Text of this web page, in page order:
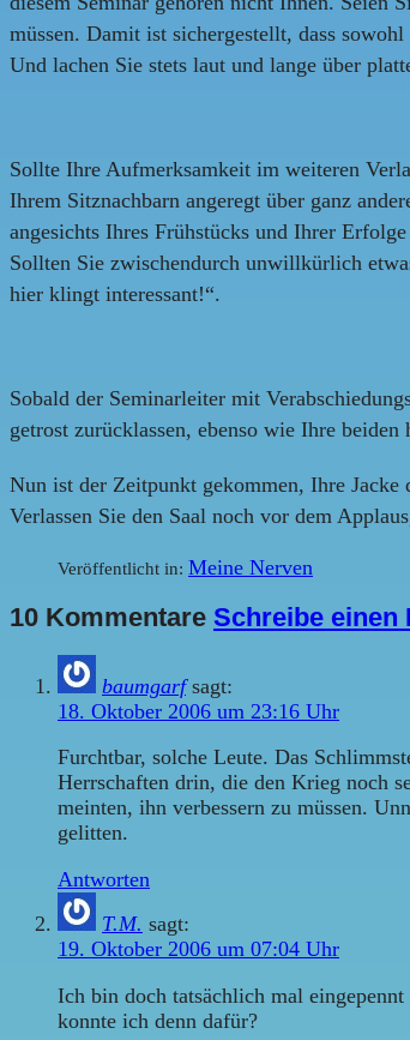
müssen. Damit ist sichergestellt, dass
Und lachen Sie stets laut und lange über
Sollte Ihre Aufmerksamkeit im weiteren
Ihrem Sitznachbarn angeregt über ganz
angesichts Ihres Frühstücks und Ihrer
Sollten Sie zwischendurch unwillkürlich
hier klingt interessant!“.
Sobald der Seminarleiter mit
getrost zurücklassen, ebenso wie Ihre
Nun ist der Zeitpunkt gekommen, Ihre Jacke
Verlassen Sie den Saal noch vor dem
Veröffentlicht in: Meine Nerven
10 Kommentare Schreibe einen
baumgarf sagt:
18. Oktober 2006 um 23:16 Uhr
Furchtbar, solche Leute. Das
Herrschaften drin, die den Krieg noch
meinten, ihn verbessern zu müssen.
gelitten.
Antworten
T.M. sagt:
19. Oktober 2006 um 07:04 Uhr
Ich bin doch tatsächlich mal
konnte ich denn dafür?